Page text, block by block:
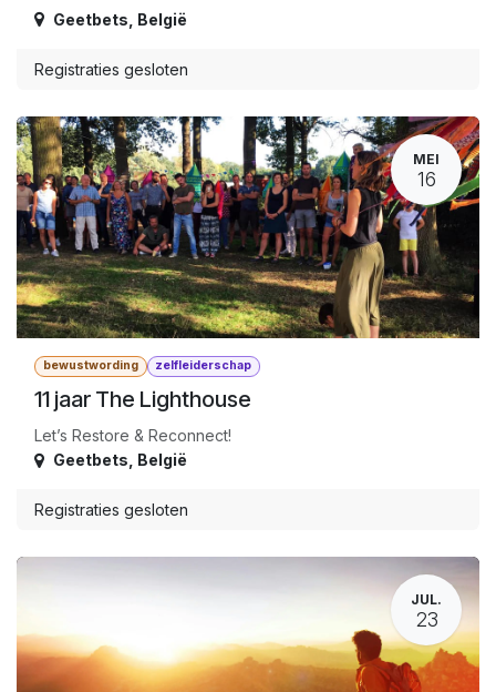
Geetbets België
Registraties gesloten
MEI
16
bewustwording zelfleiderschap
11 jaar The Lighthouse
Let’s Restore & Reconnect!
Geetbets België
Registraties gesloten
JUL.
23